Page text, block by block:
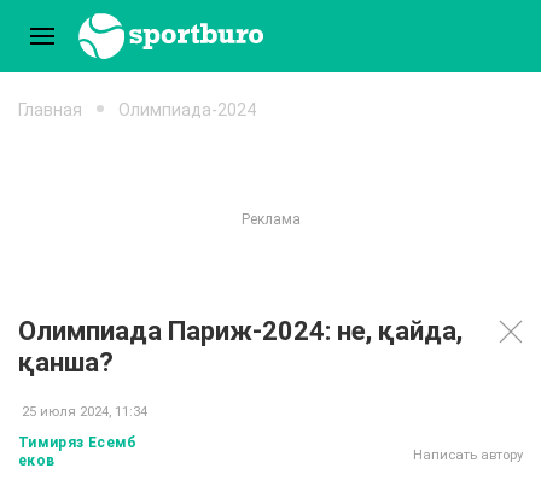
Главная Олимпиада-2024
Олимпиада Париж-2024: не, қайда,
қанша?
25 июля 2024, 11:34
Тимиряз Есемб
еков
Написать автору